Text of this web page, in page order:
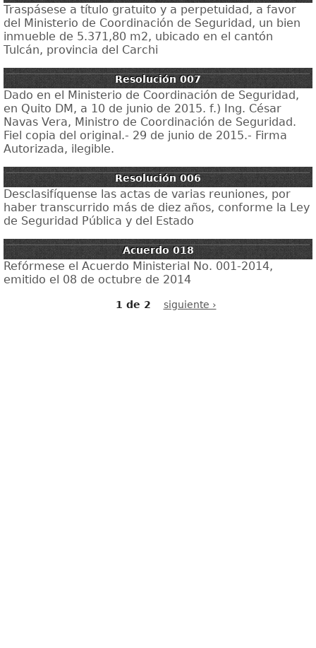
Traspásese a título gratuito y a perpetuidad, a favor
del Ministerio de Coordinación de Seguridad, un bien
inmueble de 5.371,80 m2, ubicado en el cantón
Tulcán, provincia del Carchi
Resolución 007
Dado en el Ministerio de Coordinación de Seguridad,
en Quito DM, a 10 de junio de 2015. f.) Ing. César
Navas Vera, Ministro de Coordinación de Seguridad.
Fiel copia del original.- 29 de junio de 2015.- Firma
Autorizada, ilegible.
Resolución 006
Desclasifíquense las actas de varias reuniones, por
haber transcurrido más de diez años, conforme la Ley
de Seguridad Pública y del Estado
Acuerdo 018
Refórmese el Acuerdo Ministerial No. 001-2014,
emitido el 08 de octubre de 2014
1 de 2 siguiente ›